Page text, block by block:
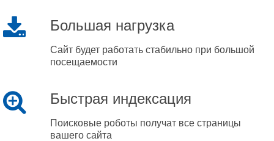
Большая нагрузка
Сайт будет работать стабильно при большой
посещаемости
Быстрая индексация
Поисковые роботы получат все страницы
вашего сайта